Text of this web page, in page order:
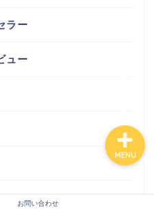
ラー
ュー
お問い合わせ
MENU